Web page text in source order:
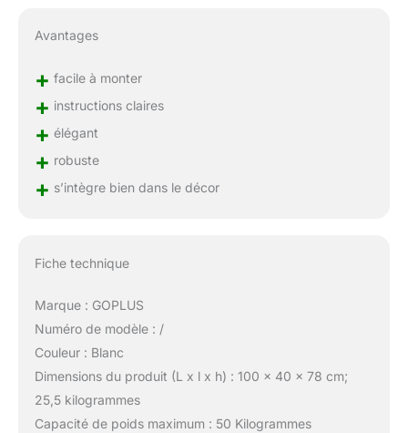
Avantages
+ facile à monter
+ instructions claires
+ élégant
+ robuste
+ s’intègre bien dans le décor
Fiche technique
Marque : GOPLUS
Numéro de modèle : /
Couleur : Blanc
Dimensions du produit (L x l x h) : 100 x 40 x 78 cm;
25,5 kilogrammes
Capacité de poids maximum : 50 Kilogrammes